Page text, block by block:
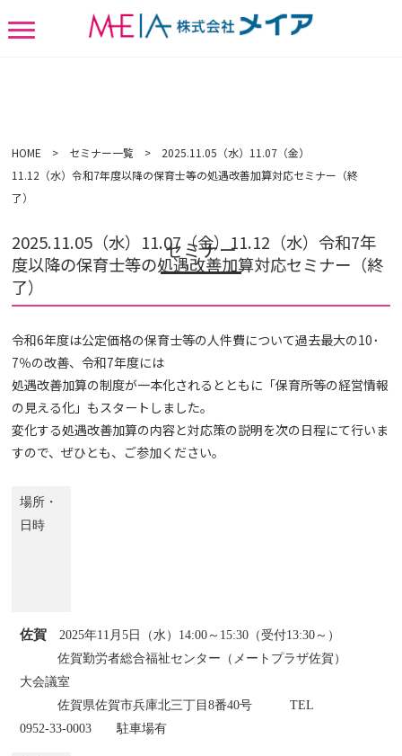
セミナー
HOME > セミナー一覧 > 2025.11.05（水）11.07（金）
11.12（水）令和7年度以降の保育士等の処遇改善加算対応セミナー（終
了）
2025.11.05（水）11.07（金）11.12（水）令和7年
度以降の保育士等の処遇改善加算対応セミナー（終
了）
令和6年度は公定価格の保育士等の人件費について過去最大の10･
7％の改善、令和7年度には
処遇改善加算の制度が一本化されるとともに「保育所等の経営情報
の見える化」もスタートしました。
変化する処遇改善加算の内容と対応策の説明を次の日程にて行いま
すので、ぜひとも、ご参加ください。
場所・
日時
佐賀2025年11月5日（水）14:00～15:30（受付13:30～）
佐賀勤労者総合福祉センター（メートプラザ佐賀）
大会議室
佐賀県佐賀市兵庫北三丁目8番40号 TEL
0952-33-0003 駐車場有